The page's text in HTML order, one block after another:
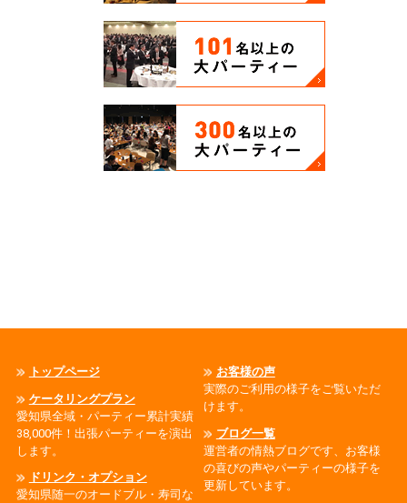
トップページ
ケータリングプラン
愛知県全域・パーティー累計実績
38,000件！出張パーティーを演出
します。
ドリンク・オプション
愛知県随一のオードブル・寿司な
お客様の声
実際のご利用の様子をご覧いただ
けます。
ブログ一覧
運営者の情熱ブログです、お客様
の喜びの声やパーティーの様子を
更新しています。